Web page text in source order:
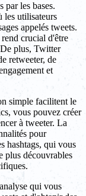
par les bases.
les utilisateurs
appelés tweets.
crucial d'être
plus, Twitter
retweeter, de
et
simple facilitent le
vous pouvez créer
à tweeter. La
pour
hashtags, qui vous
plus découvrables
qui vous